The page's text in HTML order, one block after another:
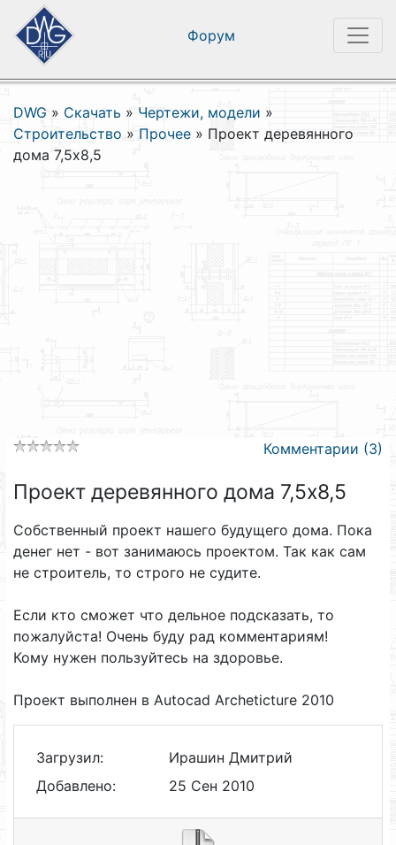
Форум
DWG » Скачать » Чертежи, модели »
Строительство » Прочее » Проект деревянного
дома 7,5х8,5
Комментарии (3)
Проект деревянного дома 7,5х8,5
Собственный проект нашего будущего дома. Пока
денег нет - вот занимаюсь проектом. Так как сам
не строитель, то строго не судите.
Если кто сможет что дельное подсказать, то
пожалуйста! Очень буду рад комментариям!
Кому нужен пользуйтесь на здоровье.
Проект выполнен в Autocad Archeticture 2010
Загрузил:
Ирашин Дмитрий
Добавлено:
25 Сен 2010